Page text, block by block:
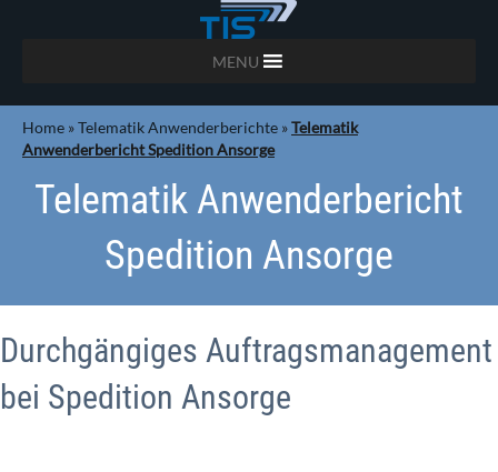
MENU
Home »Telematik Anwenderberichte »Telematik
Anwenderbericht Spedition Ansorge
Telematik Anwenderbericht
Spedition Ansorge
Durchgängiges Auftragsmanagement
bei Spedition Ansorge